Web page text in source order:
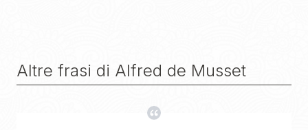
Altre frasi di Alfred de Musset